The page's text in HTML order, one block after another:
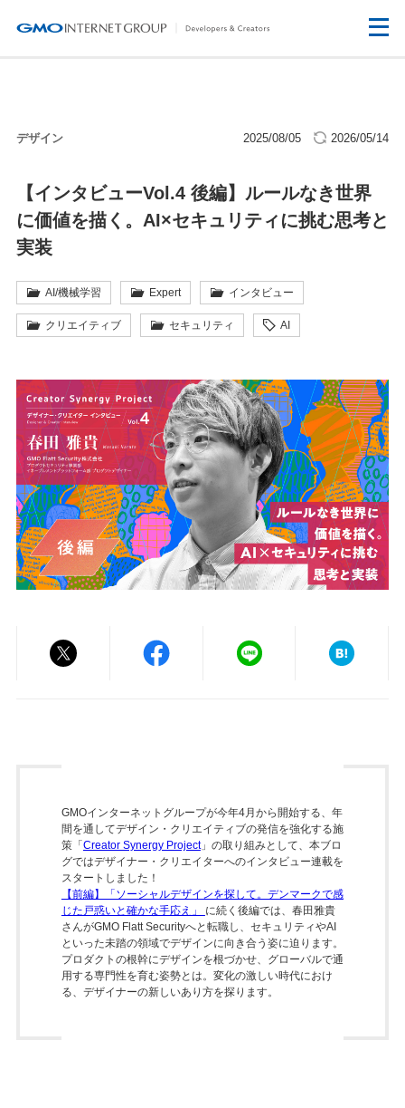
デザイン 2025/08/05 2026/05/14
【インタビューVol.4 後編】ルールなき世界
に価値を描く。AI×セキュリティに挑む思考と
実装
AI/機械学習 Expert インタビュー
クリエイティブ セキュリティ AI
GMOインターネットグループが今年4月から開始する、年
間を通してデザイン・クリエイティブの発信を強化する施
策「 Creator Synergy Project」の取り組みとして、本ブロ
グではデザイナー・クリエイターへのインタビュー連載を
スタートしました！
【前編】「ソーシャルデザインを探して。デンマークで感
じた戸惑いと確かな手応え」 に続く後編では、春田雅貴
さんがGMO Flatt Securityへと転職し、セキュリティやAI
といった未踏の領域でデザインに向き合う姿に迫ります。
プロダクトの根幹にデザインを根づかせ、グローバルで通
用する専門性を育む姿勢とは。変化の激しい時代におけ
る、デザイナーの新しいあり方を探ります。